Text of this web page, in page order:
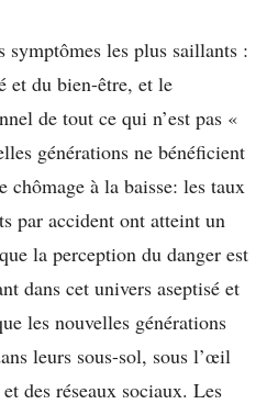
symptômes les plus saillants :
et du bien-être, et le
de tout ce qui n’est pas «
générations ne bénéficient
chômage à la baisse: les taux
par accident ont atteint un
la perception du danger est
dans cet univers aseptisé et
les nouvelles générations
leurs sous-sol, sous l’œil
des réseaux sociaux. Les